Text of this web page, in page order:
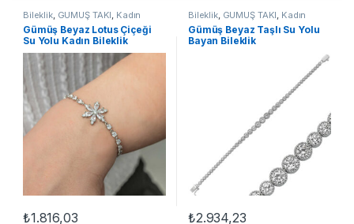
Bileklik, GÜMÜŞ TAKI, Kadın
Bileklikleri Su Yolu Bileklikler
Gümüş Beyaz Lotus Çiçeği
Su Yolu Kadın Bileklik
₺1.816,03
Bileklik, GÜMÜŞ TAKI, Kadın
Bileklikleri Su Yolu Bileklikler
Gümüş Beyaz Taşlı Su Yolu
Bayan Bileklik
₺2.934,23